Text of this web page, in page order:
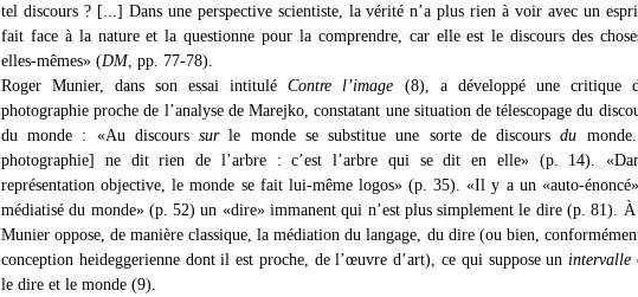
tel discours ? [...] Dans une perspective scientiste, la vérité n’a plus rien à voir avec un
fait face à la nature et la questionne pour la comprendre, car elle est le discours des
elles-mêmes» (DM, pp. 77-78).
Roger Munier, dans son essai intituléContre l’image (8), a développé une critique
photographie proche de l’analyse de Marejko, constatant une situation de télescopage du
du monde : «Au discourssurle monde se substitue une sorte de discoursdu
photographie] ne dit rien de l’arbre : c’est l’arbre qui se dit en elle» (p. 14).
représentation objective, le monde se fait lui-même logos» (p. 35). «Il y a un «auto-
médiatisé du monde» (p. 52) un «dire» immanent qui n’est plus simplement le dire (p. 81).
Munier oppose, de manière classique, la médiation du langage, du dire (ou bien,
conception heideggerienne dont il est proche, de l’œuvre d’art), ce qui suppose un intervalle
le dire et le monde (9).